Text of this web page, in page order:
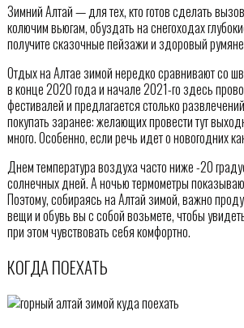
Зимний Алтай — для тех, кто готов сделать
колючим вьюгам, обуздать на снегоходах
получите сказочные пейзажи и здоровый
Отдых на Алтае зимой нередко сравнивают со
в конце 2020 года и начале 2021-го здесь
фестивалей и предлагается столько
покупать заранее: желающих провести тут
много. Особенно, если речь идет о новогодних
Днем температура воздуха часто ниже -20
солнечных дней. А ночью термометры
Поэтому, собираясь на Алтай зимой, важно
вещи и обувь вы с собой возьмете, чтобы
при этом чувствовать себя комфортно.
КОГДА ПОЕХАТЬ